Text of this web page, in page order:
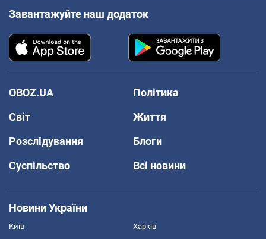
Завантажуйте наш додаток
OBOZ.UA
Політика
Світ
Життя
Розслідування
Блоги
Суспільство
Всі новини
Новини України
Київ Харків